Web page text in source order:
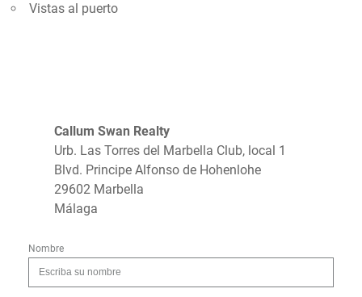
Vistas al puerto
Callum Swan Realty
Urb. Las Torres del Marbella Club, local 1
Blvd. Principe Alfonso de Hohenlohe
29602 Marbella
Málaga
Nombre